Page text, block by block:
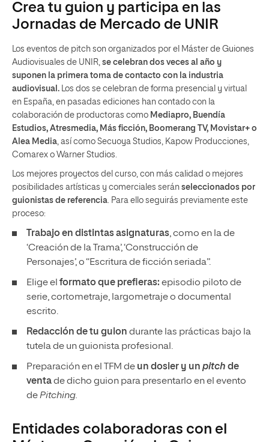
Crea tu guion y participa en las
Jornadas de Mercado de UNIR
Los eventos de pitch son organizados por el Máster de Guiones
Audiovisuales de UNIR, se celebran dos veces al año y
suponen la primera toma de contacto con la industria
audiovisual. Los dos se celebran de forma presencial y virtual
en España, en pasadas ediciones han contado con la
colaboración de productoras como Mediapro, Buendía
Estudios, Atresmedia, Más ficción, Boomerang TV, Movistar+ o
Alea Media, así como Secuoya Studios, Kapow Producciones,
Comarex o Warner Studios.
Los mejores proyectos del curso, con más calidad o mejores
posibilidades artísticas y comerciales serán seleccionados por
guionistas de referencia. Para ello seguirás previamente este
proceso:
Trabajo en distintas asignaturas, como en la de
‘Creación de la Trama’, ‘Construcción de
Personajes’, o “Escritura de ficción seriada”.
Elige el formato que prefieras: episodio piloto de
serie, cortometraje, largometraje o documental
escrito.
Redacción de tu guion durante las prácticas bajo la
tutela de un guionista profesional.
Preparación en el TFM de un dosier y un pitch de
ventade dicho guion para presentarlo en el evento
dePitching.
Entidades colaboradoras con el